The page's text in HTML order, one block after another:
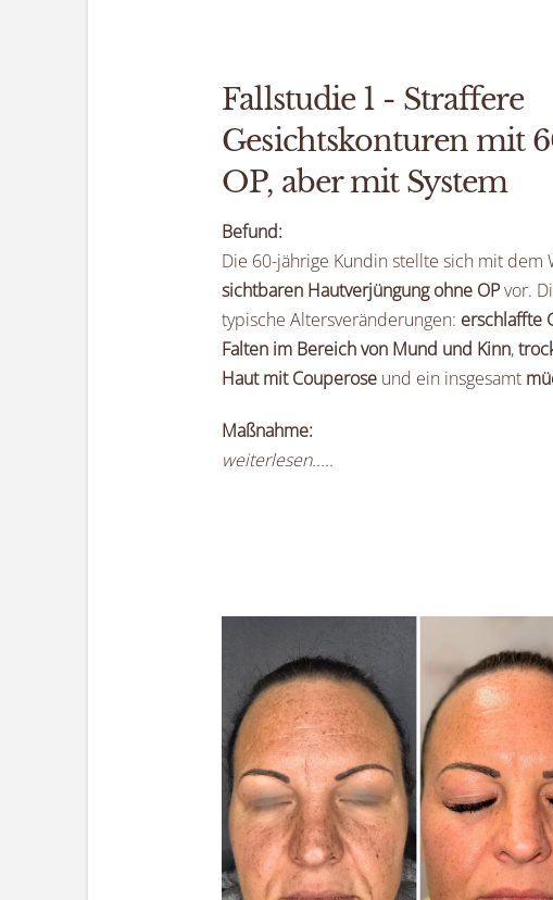
Fallstudie 1 - Straffere
Gesichtskonturen mit
OP, aber mit System
Befund:
Die 60-jährige Kundin stellte sich mit dem
sichtbaren Hautverjüngung ohne OPvor.
typische Altersveränderungen: erschlaffte
Falten im Bereich von Mund und Kinn,
Haut mit Couperose und ein insgesamt
Maßnahme:
weiterlesen.....